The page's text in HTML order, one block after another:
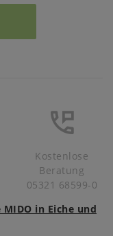
Kostenlose
Beratung
05321 68599-0
in Eiche und